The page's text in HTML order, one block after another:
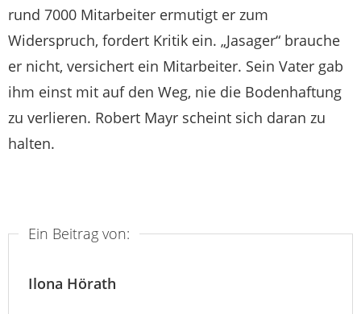
rund 7000 Mitarbeiter ermutigt er zum
Widerspruch, fordert Kritik ein. „Jasager“ brauche
er nicht, versichert ein Mitarbeiter. Sein Vater gab
ihm einst mit auf den Weg, nie die Bodenhaftung
zu verlieren. Robert Mayr scheint sich daran zu
halten.
Ein Beitrag von:
Ilona Hörath